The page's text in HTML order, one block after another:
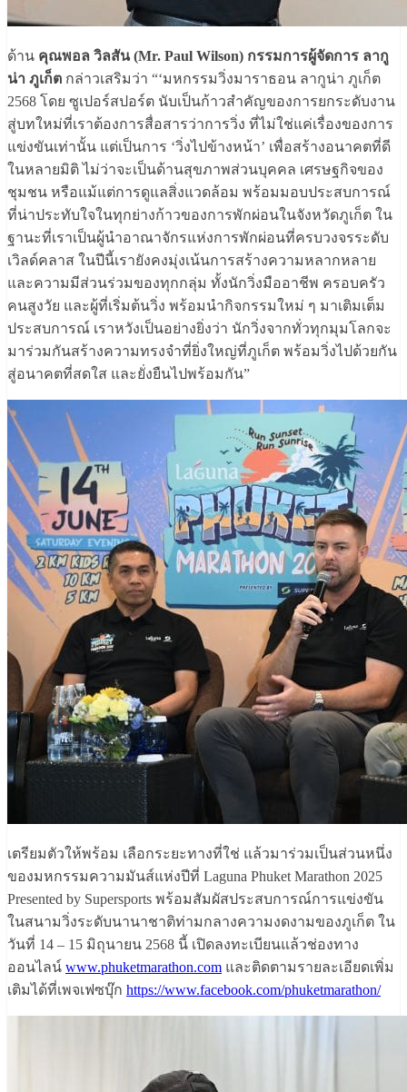
ด้าน คุณพอล วิลสัน (Mr. Paul Wilson) กรรมการผู้จัดการ ลากู
น่า ภูเก็ต กล่าวเสริมว่า “‘มหกรรมวิ่งมาราธอน ลากูน่า ภูเก็ต
2568 โดย ซูเปอร์สปอร์ต นับเป็นก้าวสำคัญของการยกระดับงาน
สู่บทใหม่ที่เราต้องการสื่อสารว่าการวิ่ง ที่ไม่ใช่แค่เรื่องของการ
แข่งขันเท่านั้น แต่เป็นการ ‘วิ่งไปข้างหน้า’ เพื่อสร้างอนาคตที่ดี
ในหลายมิติ ไม่ว่าจะเป็นด้านสุขภาพส่วนบุคคล เศรษฐกิจของ
ชุมชน หรือแม้แต่การดูแลสิ่งแวดล้อม พร้อมมอบประสบการณ์
ที่น่าประทับใจในทุกย่างก้าวของการพักผ่อนในจังหวัดภูเก็ต ใน
ฐานะที่เราเป็นผู้นำอาณาจักรแห่งการพักผ่อนที่ครบวงจรระดับ
เวิลด์คลาส ในปีนี้เรายังคงมุ่งเน้นการสร้างความหลากหลาย
และความมีส่วนร่วมของทุกกลุ่ม ทั้งนักวิ่งมืออาชีพ ครอบครัว
คนสูงวัย และผู้ที่เริ่มต้นวิ่ง พร้อมนำกิจกรรมใหม่ ๆ มาเติมเต็ม
ประสบการณ์ เราหวังเป็นอย่างยิ่งว่า นักวิ่งจากทั่วทุกมุมโลกจะ
มาร่วมกันสร้างความทรงจำที่ยิ่งใหญ่ที่ภูเก็ต พร้อมวิ่งไปด้วยกัน
สู่อนาคตที่สดใส และยั่งยืนไปพร้อมกัน”
เตรียมตัวให้พร้อม เลือกระยะทางที่ใช่ แล้วมาร่วมเป็นส่วนหนึ่ง
ของมหกรรมความมันส์แห่งปีที่ Laguna Phuket Marathon 2025
Presented by Supersports พร้อมสัมผัสประสบการณ์การแข่งขัน
ในสนามวิ่งระดับนานาชาติท่ามกลางความงดงามของภูเก็ต ใน
วันที่ 14 – 15 มิถุนายน 2568 นี้ เปิดลงทะเบียนแล้วช่องทาง
ออนไลน์ www.phuketmarathon.com และติดตามรายละเอียดเพิ่ม
เติมได้ที่เพจเฟซบุ๊ก https://www.facebook.com/phuketmarathon/